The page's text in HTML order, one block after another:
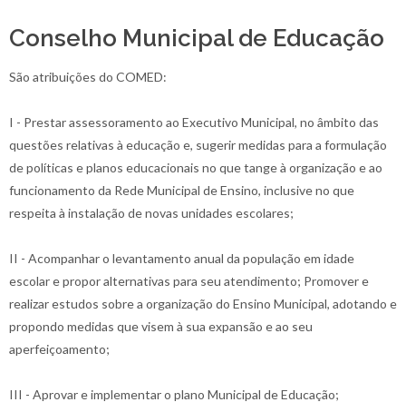
Conselho Municipal de Educação
São atribuições do COMED:
I - Prestar assessoramento ao Executivo Municipal, no âmbito das
questões relativas à educação e, sugerir medidas para a formulação
de políticas e planos educacionais no que tange à organização e ao
funcionamento da Rede Municipal de Ensino, inclusive no que
respeita à instalação de novas unidades escolares;
II - Acompanhar o levantamento anual da população em idade
escolar e propor alternativas para seu atendimento; Promover e
realizar estudos sobre a organização do Ensino Municipal, adotando e
propondo medidas que visem à sua expansão e ao seu
aperfeiçoamento;
III - Aprovar e implementar o plano Municipal de Educação;